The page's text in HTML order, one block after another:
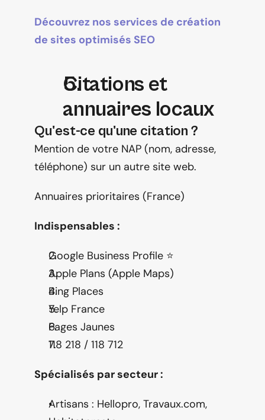
Découvrez nos services de création
de sites optimisés SEO
Citations et
annuaires locaux
Qu'est-ce qu'une citation ?
Mention de votre NAP (nom, adresse,
téléphone) sur un autre site web.
Annuaires prioritaires (France)
Indispensables :
Google Business Profile ⭐
Apple Plans (Apple Maps)
Bing Places
Yelp France
Pages Jaunes
118 218 / 118 712
Spécialisés par secteur :
Artisans : Hellopro, Travaux.com,